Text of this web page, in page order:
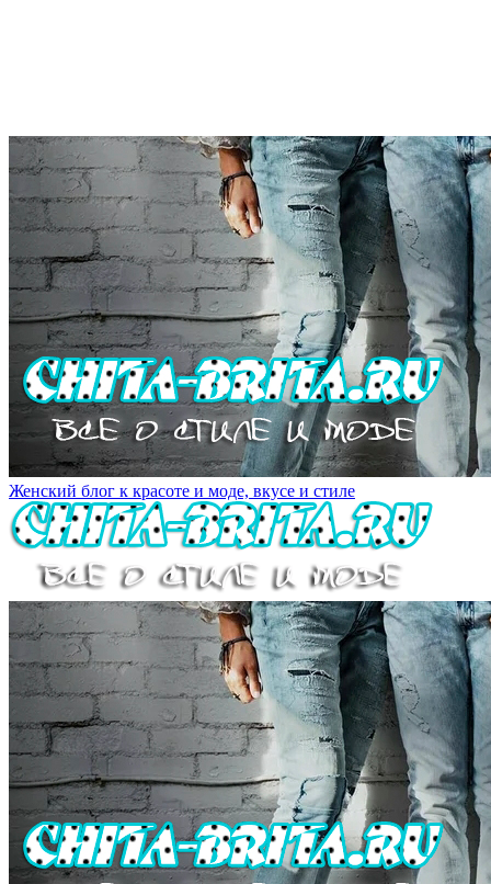
Женский блог к красоте и моде, вкусе и стиле